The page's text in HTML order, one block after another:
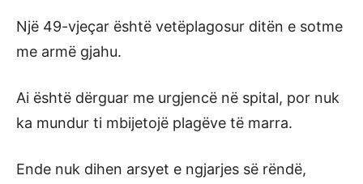
Një 49-vjeçar është vetëplagosur ditën e sotme
me armë gjahu.
Ai është dërguar me urgjencë në spital, por nuk
ka mundur ti mbijetojë plagëve të marra.
Ende nuk dihen arsyet e ngjarjes së rëndë,